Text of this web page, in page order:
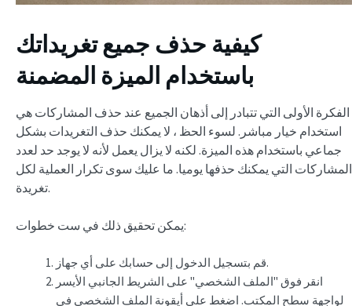
كيفية حذف جميع تغريداتك
باستخدام الميزة المضمنة
الفكرة الأولى التي تتبادر إلى أذهان الجميع عند حذف المشاركات هي
استخدام خيار مباشر. لسوء الحظ ، لا يمكنك حذف التغريدات بشكل
جماعي باستخدام هذه الميزة. لكنه لا يزال يعمل لأنه لا يوجد حد لعدد
المشاركات التي يمكنك حذفها يوميا. ما عليك سوى تكرار العملية لكل
تغريدة.
يمكن تحقيق ذلك في ست خطوات:
قم بتسجيل الدخول إلى حسابك على أي جهاز.
انقر فوق "الملف الشخصي" على الشريط الجانبي الأيسر
لواجهة سطح المكتب. اضغط على أيقونة الملف الشخصي في